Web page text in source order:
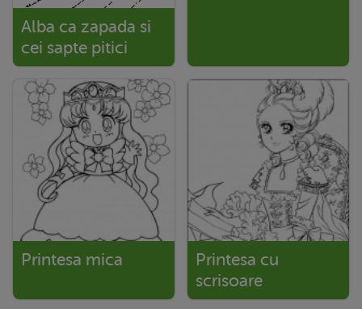
Alba ca zapada si
cei sapte pitici
Printesa mica
Printesa cu
scrisoare